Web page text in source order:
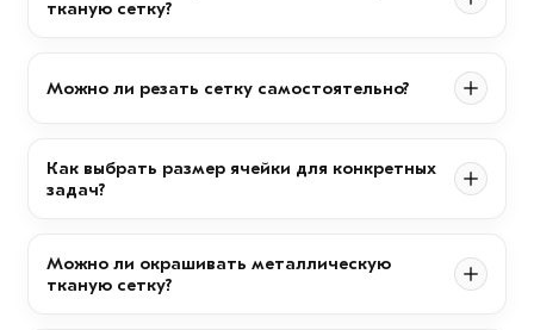
тканую сетку?
Можно ли резать сетку самостоятельно?
Как выбрать размер ячейки для конкретных
задач?
Можно ли окрашивать металлическую
тканую сетку?